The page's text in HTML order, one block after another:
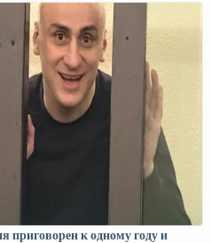
приговорен к одному году и